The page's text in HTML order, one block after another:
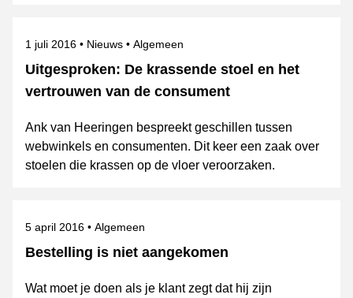
Uitgesproken: De krassende stoel en het
vertrouwen van de consument
Gepubliceerd op
1 juli 2016 Categorie
Nieuws Onderwerpen
Algemeen
Ank van Heeringen bespreekt geschillen tussen
webwinkels en consumenten. Dit keer een zaak over
stoelen die krassen op de vloer veroorzaken.
Bestelling is niet aangekomen
Gepubliceerd op
5 april 2016 Onderwerpen
Algemeen
Wat moet je doen als je klant zegt dat hij zijn